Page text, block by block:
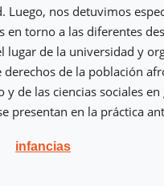
nos detuvimos
torno a las diferentes
lugar de la universidad y
de la población
de las ciencias sociales en
presentan en la práctica
infancias